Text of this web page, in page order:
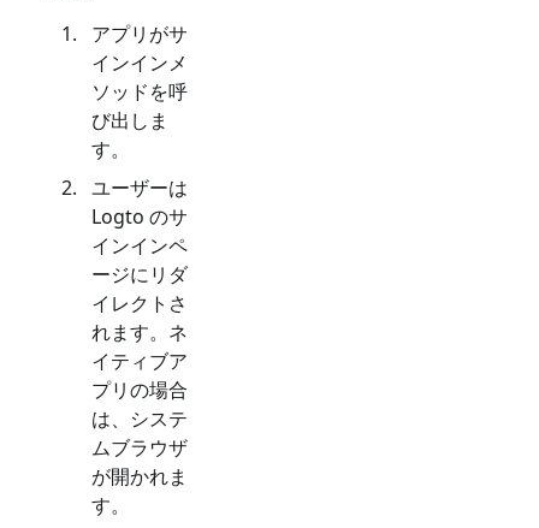
アプリがサ
インインメ
ソッドを呼
び出しま
す。
ユーザーは
Logto のサ
インインペ
ージにリダ
イレクトさ
れます。ネ
イティブア
プリの場合
は、システ
ムブラウザ
が開かれま
す。